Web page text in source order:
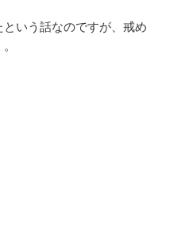
という話なのですが、戒め